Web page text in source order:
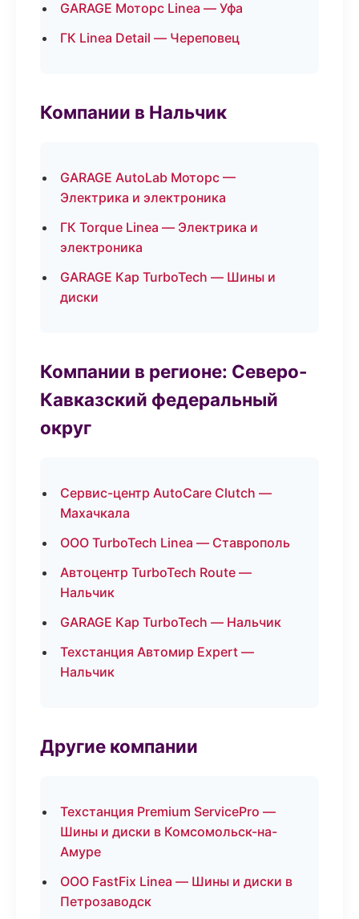
GARAGE Моторс Linea — Уфа
ГК Linea Detail — Череповец
Компании в Нальчик
GARAGE AutoLab Моторс —
Электрика и электроника
ГК Torque Linea — Электрика и
электроника
GARAGE Кар TurboTech — Шины и
диски
Компании в регионе: Северо-
Кавказский федеральный
округ
Сервис-центр AutoCare Clutch —
Махачкала
ООО TurboTech Linea — Ставрополь
Автоцентр TurboTech Route —
Нальчик
GARAGE Кар TurboTech — Нальчик
Техстанция Автомир Expert —
Нальчик
Другие компании
Техстанция Premium ServicePro —
Шины и диски в Комсомольск-на-
Амуре
ООО FastFix Linea — Шины и диски в
Петрозаводск